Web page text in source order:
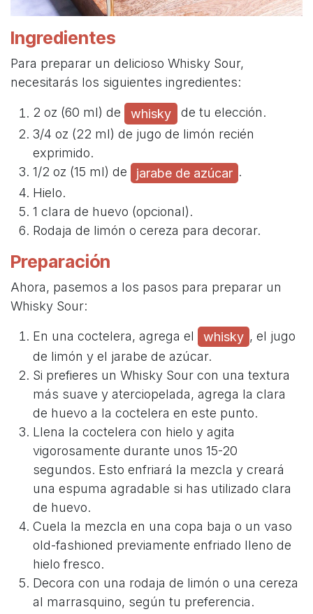
Ingredientes
Para preparar un delicioso Whisky Sour,
necesitarás los siguientes ingredientes:
2 oz (60 ml) de whisky
de tu elección.
3/4 oz (22 ml) de jugo de limón recién
exprimido.
1/2 oz (15 ml) de
jarabe de azúcar .
Hielo.
1 clara de huevo (opcional).
Rodaja de limón o cereza para decorar.
Preparación
Ahora, pasemos a los pasos para preparar un
Whisky Sour:
En una coctelera, agrega el whisky , el jugo
de limón y el jarabe de azúcar.
Si prefieres un Whisky Sour con una textura
más suave y aterciopelada, agrega la clara
de huevo a la coctelera en este punto.
Llena la coctelera con hielo y agita
vigorosamente durante unos 15-20
segundos. Esto enfriará la mezcla y creará
una espuma agradable si has utilizado clara
de huevo.
Cuela la mezcla en una copa baja o un vaso
old-fashioned previamente enfriado lleno de
hielo fresco.
Decora con una rodaja de limón o una cereza
al marrasquino, según tu preferencia.